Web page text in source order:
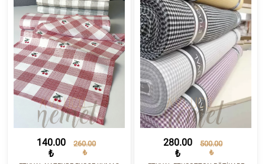
140.00
₺
260.00
₺
280.00
₺
500.00
₺